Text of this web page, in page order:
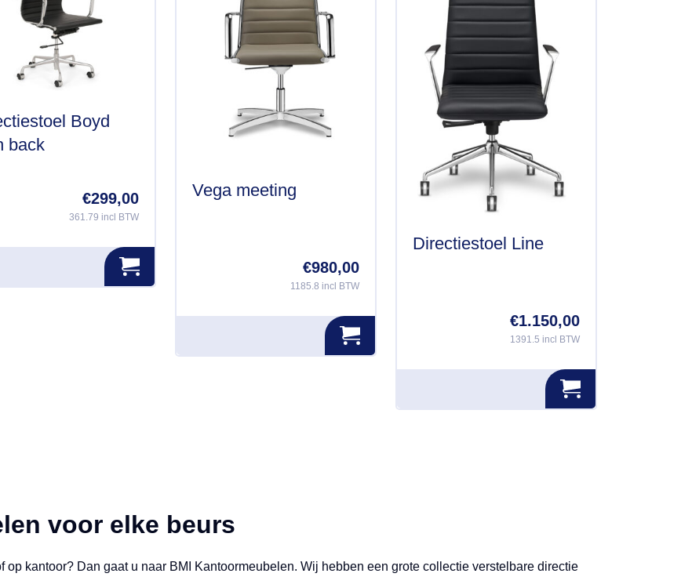
Boyd
back
€299,00
361.79 incl BTW
Vega meeting
€980,00
1185.8 incl BTW
Directiestoel Line
€1.150,00
1391.5 incl BTW
voor elke beurs
kantoor? Dan gaat u naar BMI Kantoormeubelen. Wij hebben een grote collectie verstelbare directie